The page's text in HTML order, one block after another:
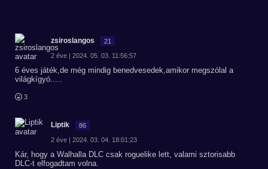
zsiroslangos 21
2 éve | 2024. 05. 03. 11:56:57
6 éves játék,de még mindig benedvesedek,amikor megszólal a
világkígyó.....
3
Liptik 86
2 éve | 2024. 03. 04. 18:01:23
Kár, hogy a Walhalla DLC csak roguelike lett, valami sztorisabb
DLC-t elfogadtam volna.